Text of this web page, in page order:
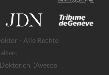
- Alle Rechte
(Avecco